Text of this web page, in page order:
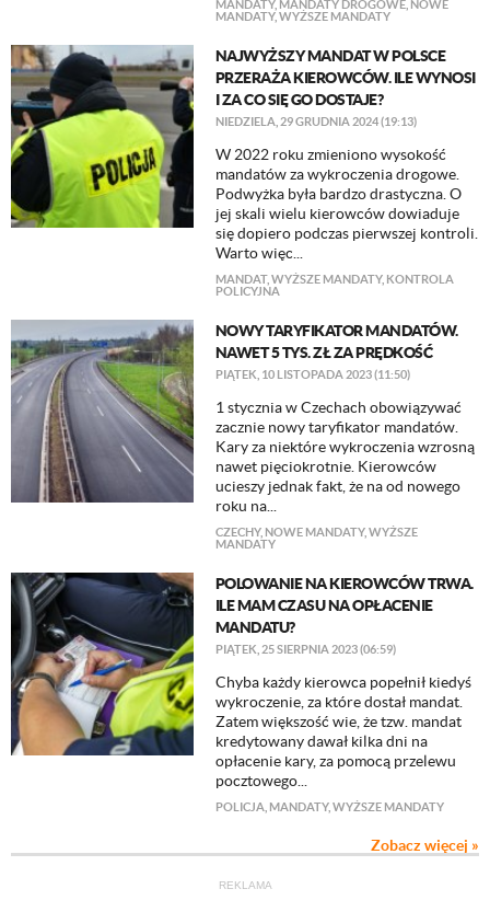
MANDATY, MANDATY DROGOWE, NOWE
MANDATY, WYŻSZE MANDATY
NAJWYŻSZY MANDAT W POLSCE
PRZERAŻA KIEROWCÓW. ILE WYNOSI
I ZA CO SIĘ GO DOSTAJE?
NIEDZIELA, 29 GRUDNIA 2024 (19:13)
W 2022 roku zmieniono wysokość
mandatów za wykroczenia drogowe.
Podwyżka była bardzo drastyczna. O
jej skali wielu kierowców dowiaduje
się dopiero podczas pierwszej kontroli.
Warto więc...
MANDAT, WYŻSZE MANDATY, KONTROLA
POLICYJNA
NOWY TARYFIKATOR MANDATÓW.
NAWET 5 TYS. ZŁ ZA PRĘDKOŚĆ
PIĄTEK, 10 LISTOPADA 2023 (11:50)
1 stycznia w Czechach obowiązywać
zacznie nowy taryfikator mandatów.
Kary za niektóre wykroczenia wzrosną
nawet pięciokrotnie. Kierowców
ucieszy jednak fakt, że na od nowego
roku na...
CZECHY, NOWE MANDATY, WYŻSZE
MANDATY
POLOWANIE NA KIEROWCÓW TRWA.
ILE MAM CZASU NA OPŁACENIE
MANDATU?
PIĄTEK, 25 SIERPNIA 2023 (06:59)
Chyba każdy kierowca popełnił kiedyś
wykroczenie, za które dostał mandat.
Zatem większość wie, że tzw. mandat
kredytowany dawał kilka dni na
opłacenie kary, za pomocą przelewu
pocztowego...
POLICJA MANDATY, WYŻSZE MANDATY
Zobacz więcej »
REKLAMA